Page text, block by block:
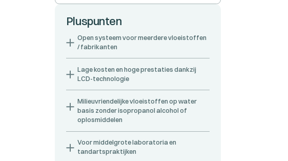
Pluspunten
Open systeem voor meerdere vloeistoffen
/ fabrikanten
Lage kosten en hoge prestaties dankzij
LCD-technologie
Milieuvriendelijke vloeistoffen op water
basis zonder isopropanol alcohol of
oplosmiddelen
Voor middelgrote laboratoria en
tandartspraktijken